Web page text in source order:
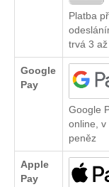
Platba
trvá 3
Google
Pay
Google
online,
peněz
Apple
Pay